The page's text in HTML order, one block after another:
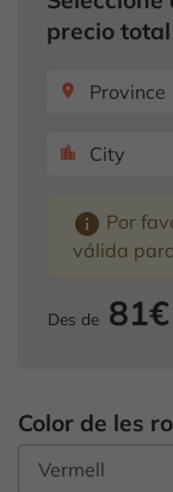
precio total
place Province
location_city City
info Por
válida
Des de 81€
Color de les